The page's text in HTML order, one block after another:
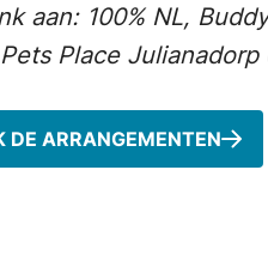
aan: 100% NL,
Place
DE ARRANGEMENTEN